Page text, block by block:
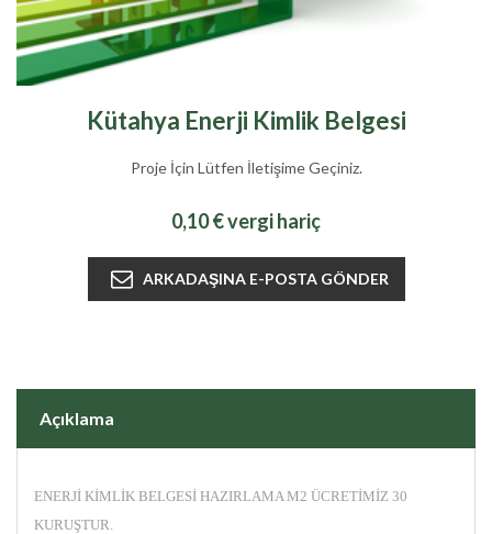
Kütahya Enerji Kimlik Belgesi
Proje İçin Lütfen İletişime Geçiniz.
0,10 € vergi hariç
Açıklama
ENERJİ KİMLİK BELGESİ HAZIRLAMA M2 ÜCRETİMİZ 30
KURUŞTUR.